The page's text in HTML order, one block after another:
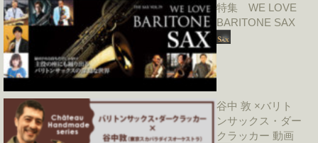
特集 WE LOVE
BARITONE SAX
谷中 敦 ×バリト
ンサックス・ダー
クラッカー 動画